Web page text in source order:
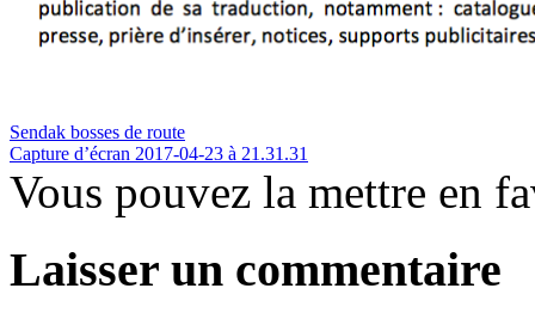
Sendak bosses de route
Capture d’écran 2017-04-23 à 21.31.31
Vous pouvez la mettre en
Laisser un commentaire